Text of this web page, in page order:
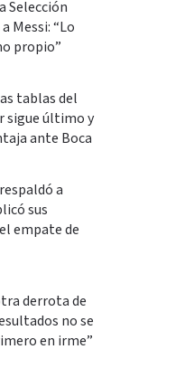
Selección
Messi: “Lo
propio”
tablas del
sigue último y
ante Boca
a
sus
empate de
derrota de
no se
en irme”